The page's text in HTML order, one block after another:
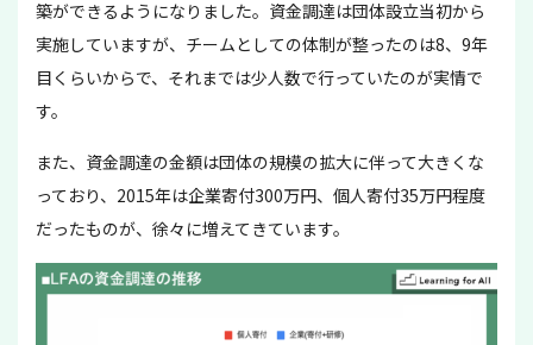
築ができるようになりました。資金調達は団体設立当初から
実施していますが、チームとしての体制が整ったのは8、9年
目くらいからで、それまでは少人数で行っていたのが実情で
す。
また、資金調達の金額は団体の規模の拡大に伴って大きくな
っており、2015年は企業寄付300万円、個人寄付35万円程度
だったものが、徐々に増えてきています。